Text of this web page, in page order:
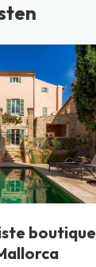
boutique